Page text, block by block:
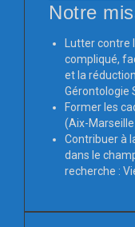
Notre
Lutter contre
compliqué,
et la
Gérontologie
Former les
(Aix-
Contribuer à
dans le
recherche :